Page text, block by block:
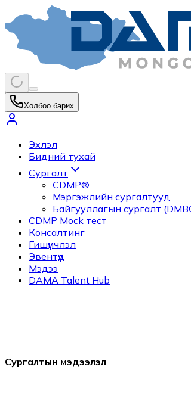
Холбоо барих
Эхлэл
Бидний тухай
Сургалт
CDMP®
Мэргэжлийн сургалтууд
Байгууллагын сургалт
CDMP Mock тест
Консалтинг
Гишүүнчлэл
Эвентүүд
Мэдээ
DAMA Talent Hub
Сургалтын мэдээлэл